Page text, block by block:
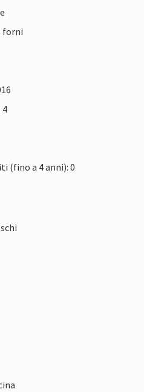
forni
4
(fino a 4 anni): 0